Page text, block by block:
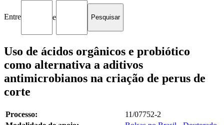
Entre e
Uso de ácidos orgânicos e probiótico
como alternativa a aditivos
antimicrobianos na criação de perus de
corte
Processo:
11/07752-2